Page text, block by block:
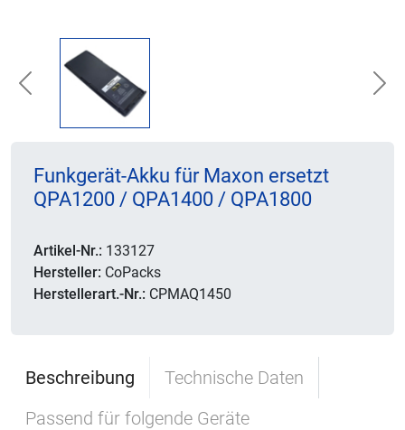
Previous
Funkgerät-Akku für Maxon ersetzt
QPA1200 / QPA1400 / QPA1800
Artikel-Nr.: 133127
Hersteller: CoPacks
Herstellerart.-Nr.: CPMAQ1450
Beschreibung
Technische Daten
Passend für folgende Geräte